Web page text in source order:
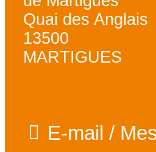
Quai des Anglais
13500
MARTIGUES
E-mail /